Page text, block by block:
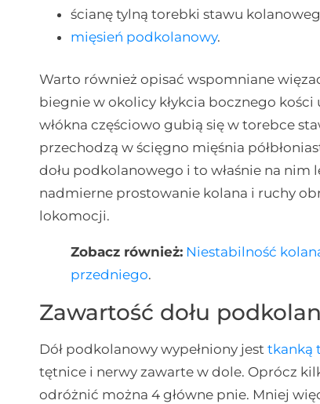
ścianę tylną torebki stawu
mięsień podkolanowy.
Warto również opisać wspomniane
biegnie w okolicy kłykcia bocznego
włókna częściowo gubią się w torebce
przechodzą w ścięgno mięśnia
dołu podkolanowego i to właśnie na
nadmierne prostowanie kolana i ruchy
lokomocji.
Zobacz również: Niestabilność
przedniego.
Zawartość dołu
Dół podkolanowy wypełniony jesttkanką
tętnice i nerwy zawarte w dole. Oprócz
odróżnić można 4 główne pnie. Mniej